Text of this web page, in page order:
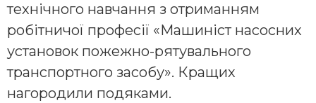
технічного навчання з отриманням
робітничої професії «Машиніст насосних
установок пожежно-рятувального
транспортного засобу». Кращих
нагородили подяками.